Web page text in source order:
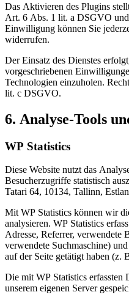
Das Aktivieren des Plugins
Art. 6 Abs. 1 lit. a DSGVO
Einwilligung können Sie
widerrufen.
Der Einsatz des Dienstes
vorgeschriebenen
Technologien einzuholen.
lit. c DSGVO.
6. Analyse-Tools
WP Statistics
Diese Website nutzt das
Besucherzugriffe statistisch
Tatari 64, 10134, Tallinn,
Mit WP Statistics können wir
analysieren. WP Statistics
Adresse, Referrer, verwendete
verwendete Suchmaschine)
auf der Seite getätigt haben (z.
Die mit WP Statistics erfassten
unserem eigenen Server